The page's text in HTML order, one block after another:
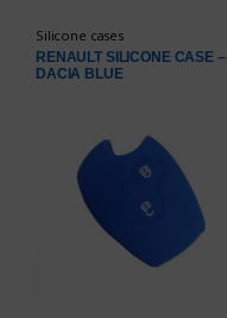
Silicone cases
RENAULT SILICONE CASE –
DACIA BLUE